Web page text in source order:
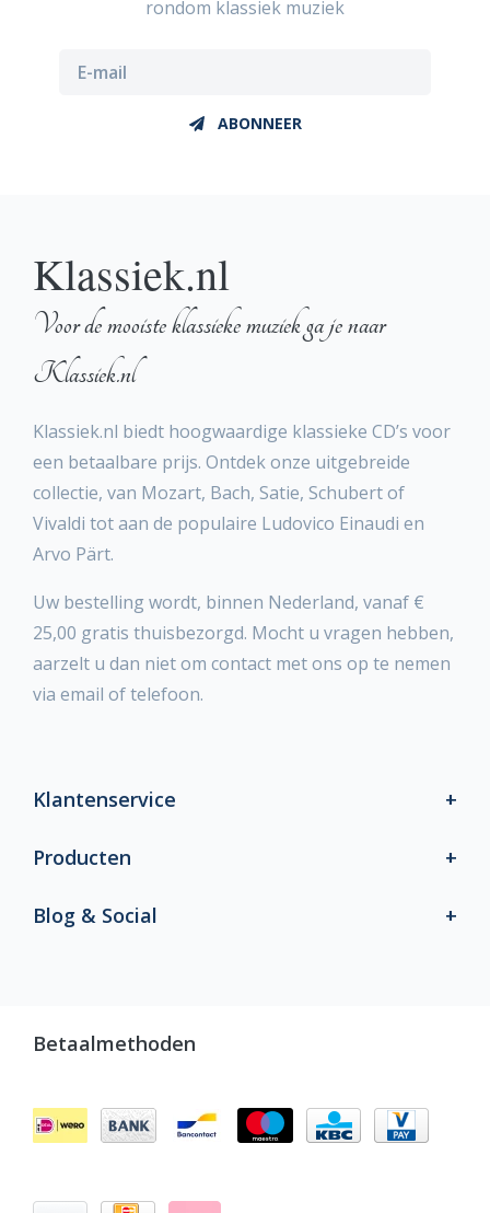
rondom klassiek muziek
ABONNEER
Klassiek.nl
Voor de mooiste klassieke muziek ga je naar
Klassiek.nl
Klassiek.nl biedt hoogwaardige klassieke CD’s voor
een betaalbare prijs. Ontdek onze uitgebreide
collectie, van Mozart, Bach, Satie, Schubert of
Vivaldi tot aan de populaire Ludovico Einaudi en
Arvo Pärt.
Uw bestelling wordt, binnen Nederland, vanaf €
25,00 gratis thuisbezorgd. Mocht u vragen hebben,
aarzelt u dan niet om contact met ons op te nemen
via email of telefoon.
Klantenservice
Producten
Blog & Social
Betaalmethoden